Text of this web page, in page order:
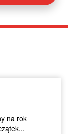
na rok